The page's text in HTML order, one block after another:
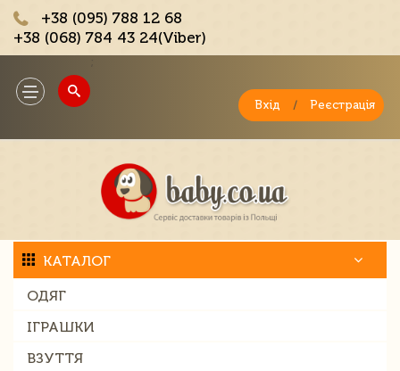
+38 (095) 788 12 68
+38 (068) 784 43 24(Viber)
Toggle
navigation
Вхід / Реєстрація
КАТАЛОГ
ОДЯГ
ІГРАШКИ
ВЗУТТЯ